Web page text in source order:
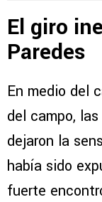
El giro
Paredes
En medio del
del campo,
dejaron la
había sido
fuerte